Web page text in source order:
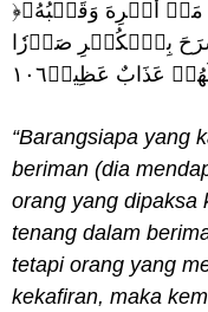
﴿مَن كَفَرَ بِٱللَّهِ مِنۢ بَعۡدِ إِيمَٰنِهِۦٓ إِلَّا مَنۡ أُكۡرِهَ وَقَلۡبُهُۥ
بِٱلۡكُفۡرِ صَدۡرٗا
“Barangsiapa yang
beriman (dia
orang yang dipaksa
tenang dalam
tetapi orang yang
kekafiran, maka